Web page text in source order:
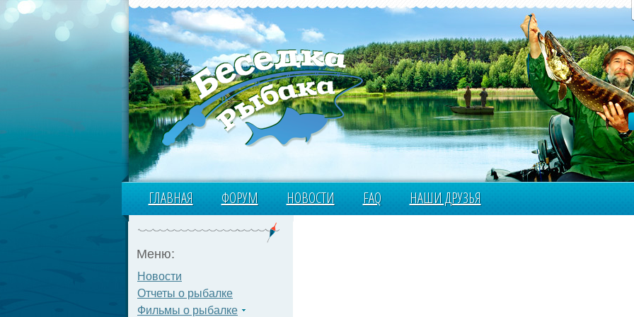
ГЛАВНАЯ ФОРУМ НОВОСТИ FAQ НАШИ ДРУЗЬЯ
Меню:
Новости
Отчеты о рыбалке
Фильмы о рыбалке